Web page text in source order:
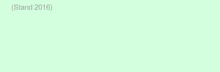
(Stand 2016)